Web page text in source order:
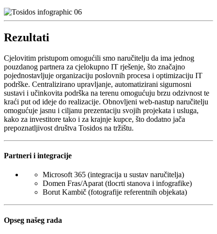
Rezultati
Cjelovitim pristupom omogućili smo naručitelju da ima jednog
pouzdanog partnera za cjelokupno IT rješenje, što značajno
pojednostavljuje organizaciju poslovnih procesa i optimizaciju IT
podrške. Centralizirano upravljanje, automatizirani sigurnosni
sustavi i učinkovita podrška na terenu omogućuju brzu odzivnost te
kraći put od ideje do realizacije. Obnovljeni web-nastup naručitelju
omogućuje jasnu i ciljanu prezentaciju svojih projekata i usluga,
kako za investitore tako i za krajnje kupce, što dodatno jača
prepoznatljivost društva Tosidos na tržištu.
Partneri i integracije
Microsoft 365 (integracija u sustav naručitelja)
Domen Fras/Aparat (tlocrti stanova i infografike)
Borut Kambič (fotografije referentnih objekata)
Opseg našeg rada